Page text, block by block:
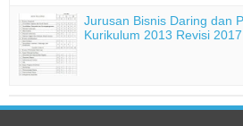
Jurusan Bisnis Daring dan
Kurikulum 2013 Revisi 2017